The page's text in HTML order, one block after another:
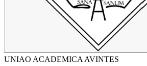
UNIAO ACADEMICA AVINTES